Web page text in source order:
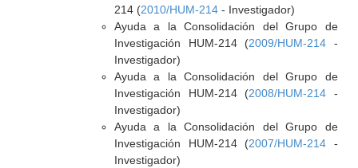
214 (2010/HUM-214- Investigador)
Ayuda a la Consolidación del Grupo de
Investigación HUM-214 (2009/HUM-214 -
Investigador)
Ayuda a la Consolidación del Grupo de
Investigación HUM-214 (2008/HUM-214 -
Investigador)
Ayuda a la Consolidación del Grupo de
Investigación HUM-214 (2007/HUM-214 -
Investigador)